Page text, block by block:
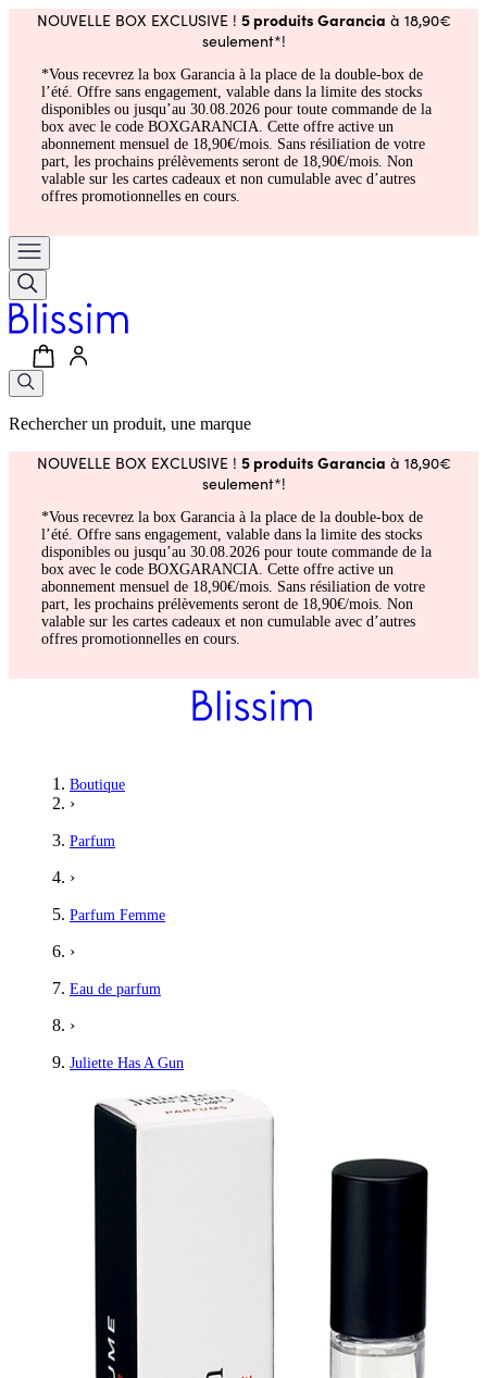
NOUVELLE BOX EXCLUSIVE ! 5 produits Garancia à 18,90€
seulement*!
*Vous recevrez la box Garancia à la place de la double-box de
l’été. Offre sans engagement, valable dans la limite des stocks
disponibles ou jusqu’au 30.08.2026 pour toute commande de la
box avec le code BOXGARANCIA. Cette offre active un
abonnement mensuel de 18,90€/mois. Sans résiliation de votre
part, les prochains prélèvements seront de 18,90€/mois. Non
valable sur les cartes cadeaux et non cumulable avec d’autres
offres promotionnelles en cours.
Rechercher un produit, une marque
NOUVELLE BOX EXCLUSIVE ! 5 produits Garancia à 18,90€
seulement*!
*Vous recevrez la box Garancia à la place de la double-box de
l’été. Offre sans engagement, valable dans la limite des stocks
disponibles ou jusqu’au 30.08.2026 pour toute commande de la
box avec le code BOXGARANCIA. Cette offre active un
abonnement mensuel de 18,90€/mois. Sans résiliation de votre
part, les prochains prélèvements seront de 18,90€/mois. Non
valable sur les cartes cadeaux et non cumulable avec d’autres
offres promotionnelles en cours.
Boutique
›
Parfum
›
Parfum Femme
›
Eau de parfum
›
Juliette Has A Gun